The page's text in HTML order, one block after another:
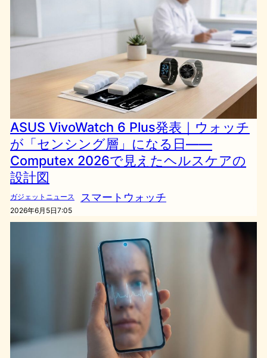
ASUS VivoWatch 6 Plus発表｜ウォッチ
が「センシング層」になる日——
Computex 2026で見えたヘルスケアの
設計図
ガジェットニュース スマートウォッチ
2026年6月5日7:05